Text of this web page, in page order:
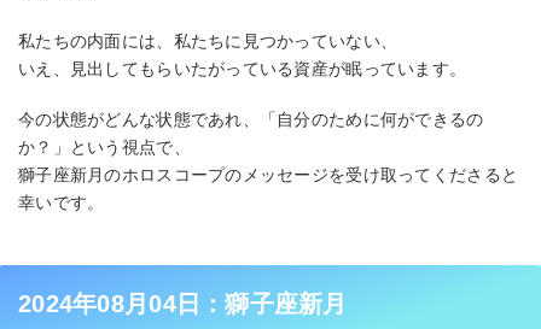
私たちの内面には、私たちに見つかっていない、
いえ、見出してもらいたがっている資産が眠っています。
今の状態がどんな状態であれ、「自分のために何ができるの
か？」という視点で、
獅子座新月のホロスコープのメッセージを受け取ってくださると
幸いです。
2024年08月04日：獅子座新月